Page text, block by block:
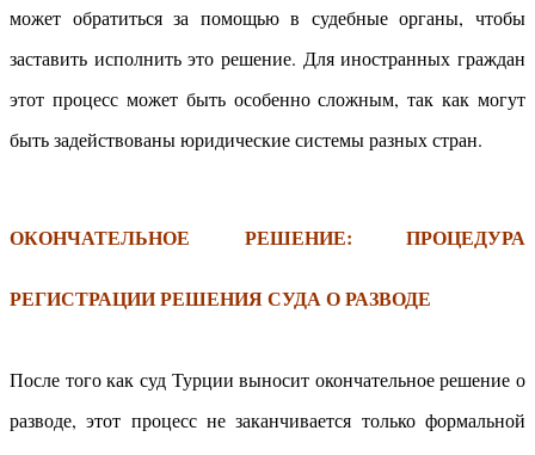
может обратиться за помощью в судебные органы, чтобы
заставить исполнить это решение. Для иностранных граждан
этот процесс может быть особенно сложным, так как могут
быть задействованы юридические системы разных стран.
ОКОНЧАТЕЛЬНОЕ РЕШЕНИЕ: ПРОЦЕДУРА
РЕГИСТРАЦИИ РЕШЕНИЯ СУДА О РАЗВОДЕ
После того как суд Турции выносит окончательное решение о
разводе, этот процесс не заканчивается только формальной